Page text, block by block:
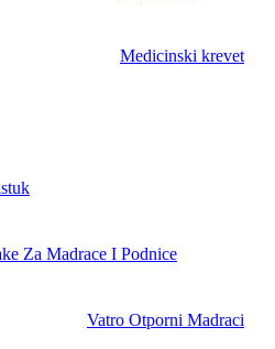
Medicinski krevet
Za Madrace I Podnice
Vatro Otporni Madraci